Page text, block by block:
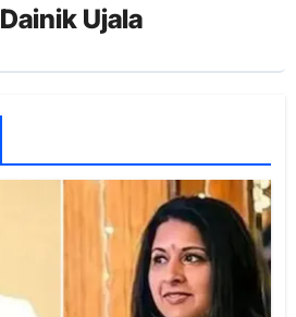
Dainik Ujala